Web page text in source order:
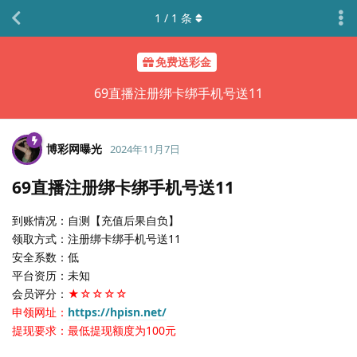
免费送彩金
69直播注册绑卡绑手机号送11
1 / 1 条
博彩网曝光 2024年11月7日
69直播注册绑卡绑手机号送11
到账情况：自测【充值后果自负】
领取方式：注册绑卡绑手机号送11
安全系数：低
平台资历：未知
会员评分： ★☆☆☆☆
申领网址： https://hpisn.net/
提现要求：最低提现额度为100元